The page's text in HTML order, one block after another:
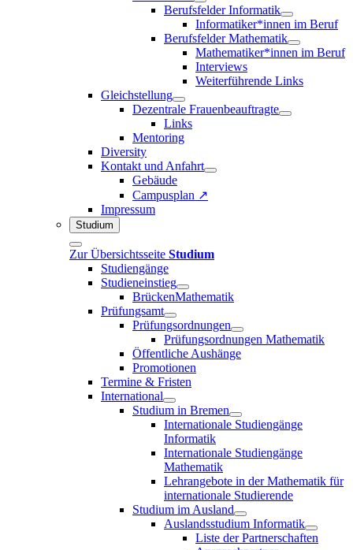
Berufsfelder Informatik
Informatiker*innen im Beruf
Berufsfelder Mathematik
Mathematiker*innen im Beruf
Interviews
Weiterführende Links
Gleichstellung
Dezentrale Frauenbeauftragte
Links
Mentoring
Diversity
Kontakt und Anfahrt
Gebäude
Campusplan ↗
Impressum
Studium
Zur Übersichtsseite Studium
Studiengänge
Studieneinstieg
BrückenMathematik
Prüfungsamt
Prüfungsordnungen
Prüfungsordnungen Mathematik
Öffentliche Aushänge
Promotionen
Termine & Fristen
International
Studium in Bremen
Internationale Studiengänge
Informatik
Internationale Studiengänge
Mathematik
Lehrangebote in der Mathematik für
internationale Studierende
Studium im Ausland
Auslandsstudium Informatik
Liste der Partnerschaften